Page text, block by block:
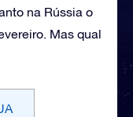
na Rússia o
Mas qual